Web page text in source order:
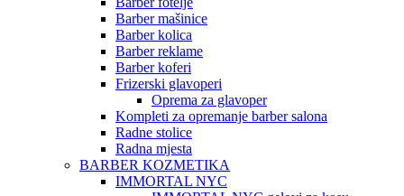
Barber mašinice
Barber kolica
Barber reklame
Barber koferi
Frizerski glavoperi
Oprema za glavoper
Kompleti za opremanje barber salona
Radne stolice
Radna mjesta
BARBER KOZMETIKA
IMMORTAL NYC